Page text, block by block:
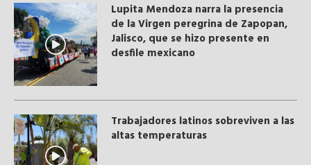
Lupita Mendoza narra la presencia
de la Virgen peregrina de Zapopan,
Jalisco, que se hizo presente en
desfile mexicano
Trabajadores latinos sobreviven a las
altas temperaturas